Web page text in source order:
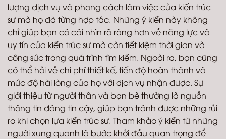
lượng dịch vụ và phong cách làm việc của kiến trúc
sư mà họ đã từng hợp tác. Những ý kiến này không
chỉ giúp bạn có cái nhìn rõ ràng hơn về năng lực và
uy tín của kiến trúc sư mà còn tiết kiệm thời gian và
công sức trong quá trình tìm kiếm. Ngoài ra, bạn cũng
có thể hỏi về chi phí thiết kế, tiến độ hoàn thành và
mức độ hài lòng của họ với dịch vụ nhận được. Sự
giới thiệu từ người thân và bạn bè thường là nguồn
thông tin đáng tin cậy, giúp bạn tránh được những rủi
ro khi chọn lựa kiến trúc sư. Tham khảo ý kiến từ những
người xung quanh là bước khởi đầu quan trọng để